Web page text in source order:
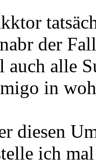
der
auch alle
in
diesen
ich